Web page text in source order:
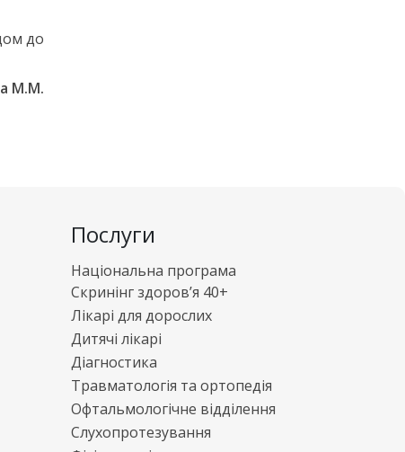
до
М.М.
Послуги
Національна програма
Скринінг здоров’я 40+
Лікарі для дорослих
Дитячі лікарі
Діагностика
Травматологія та ортопедія
Офтальмологічне відділення
Слухопротезування